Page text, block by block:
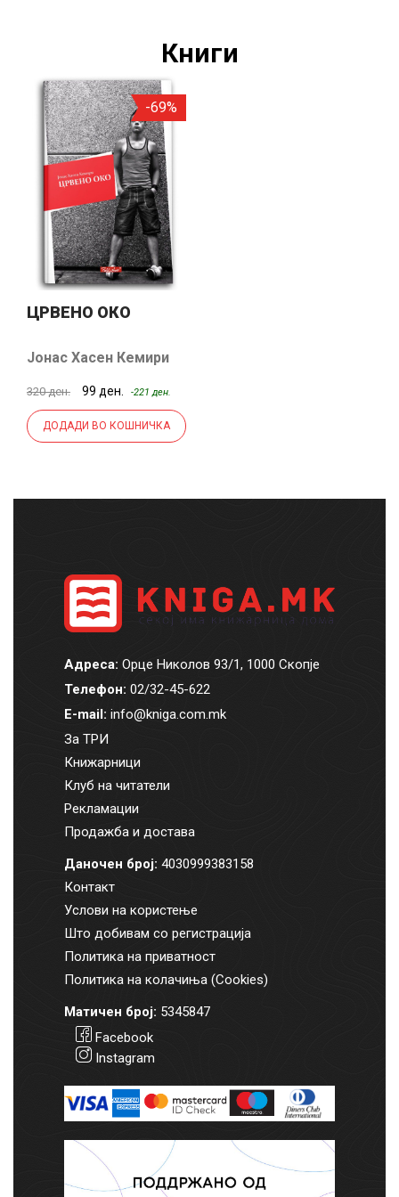
Книги
-69%
ЦРВЕНО ОКО
Јонас Хасен Кемири
320 ден. 99 ден. -221 ден.
ДОДАДИ ВО КОШНИЧКА
Адреса: Орце Николов 93/1, 1000 Скопје
Телефон: 02/32-45-622
E-mail: info@kniga.com.mk
За ТРИ
Книжарници
Клуб на читатели
Рекламации
Продажба и достава
Даночен број: 4030999383158
Контакт
Услови на користење
Што добивам со регистрација
Политика на приватност
Политика на колачиња (Cookies)
Матичен број: 5345847
Facebook
Instagram